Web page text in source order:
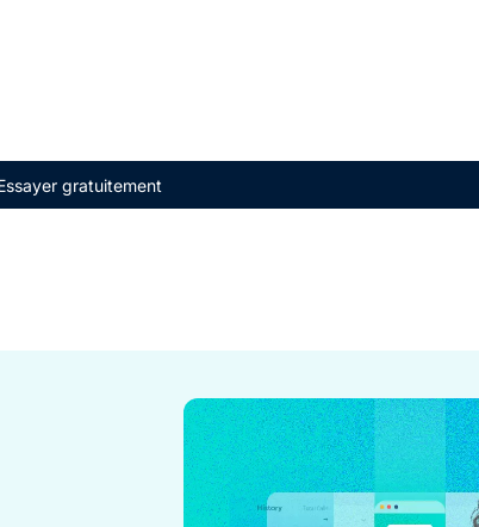
gratuitement